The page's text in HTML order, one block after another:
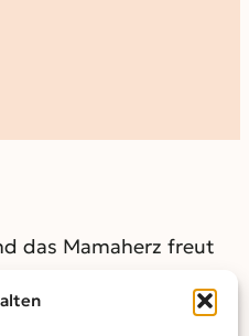
das Mamaherz freut